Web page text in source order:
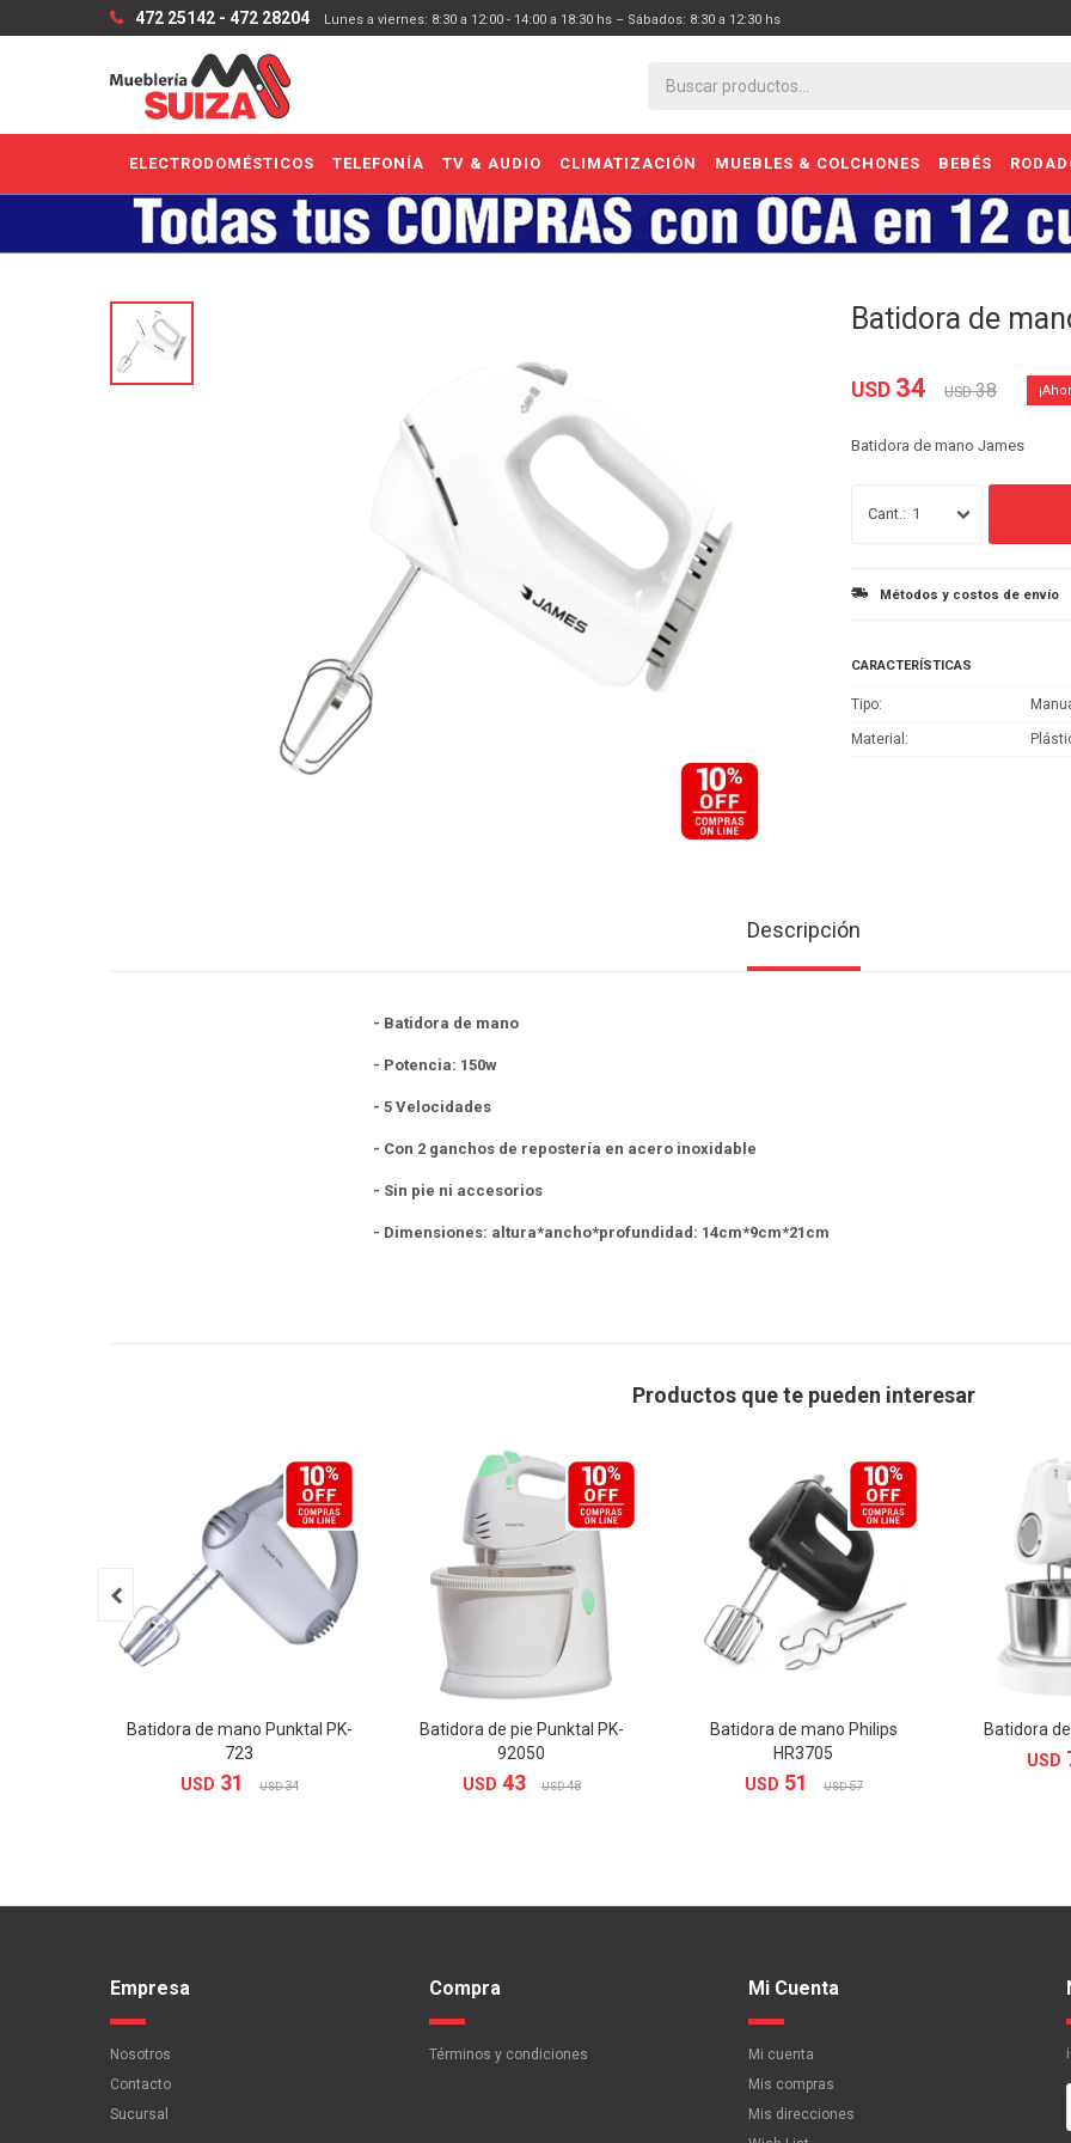
ELECTRODOMÉSTICOS TELEFONÍA TV & AUDIO CLIMATIZACIÓN MUEBLES & COLCHONES BEBÉS
472 25142 - 472 28204 Lunes a viernes: 8:30 a 12:00 - 14:00 a 18:30 hs – Sábados: 8:30 a 12:30 hs
Batidora de
USD 34 USD 38
Batidora de mano James
1
Métodos y costos de envío
CARACTERÍSTICAS
Tipo
Material
Descripción
- Batidora de mano
- Potencia: 150w
- 5 Velocidades
- Con 2 ganchos de repostería en acero inoxidable
- Sin pie ni accesorios
- Dimensiones: altura*ancho*profundidad: 14cm*9cm*21cm
Productos que te pueden interesar
Batidora de mano Punktal PK-
723
USD 31 USD 34
Batidora de pie Punktal PK-
92050
USD 43 USD 48
Batidora de mano Philips
HR3705
USD 51 USD 57
Batidora
USD

Empresa
Nosotros
Contacto
Sucursal
Compra
Términos y condiciones
Mi Cuenta
Mi cuenta
Mis compras
Mis direcciones